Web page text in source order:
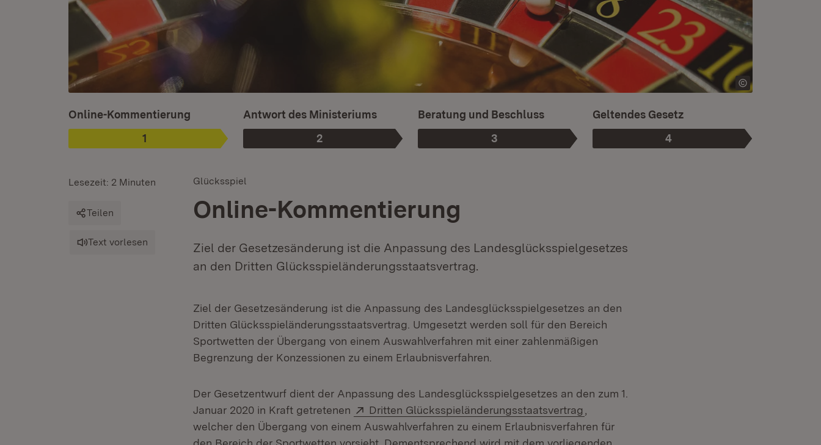
Phase
1
:
Ist ausgewählt.
Online-Kommentierung
Phase
2
:
Antwort des Ministeriums
Phase
3
:
Beratung und Beschluss
Phase
4
:
Ist die aktuelle Phase.
Geltendes Gesetz
Glücksspiel
Online-Kommentierung
Ziel der Gesetzesänderung ist die Anpassung des Landesglücksspielgesetzes
an den Dritten Glücksspieländerungsstaatsvertrag.
Lesezeit: 2 Minuten
Teilen
Text vorlesen
Ziel der Gesetzesänderung ist die Anpassung des Landesglücksspielgesetzes an den
Dritten Glücksspieländerungsstaatsvertrag. Umgesetzt werden soll für den Bereich
Sportwetten der Übergang von einem Auswahlverfahren mit einer zahlenmäßigen
Begrenzung der Konzessionen zu einem Erlaubnisverfahren.
Der Gesetzentwurf dient der Anpassung des Landesglücksspielgesetzes an den zum 1.
Januar 2020 in Kraft getretenen
Extern:
Dritten Glücksspieländerungsstaatsvertrag
welcher den Übergang von einem Auswahlverfahren zu einem Erlaubnisverfahren für